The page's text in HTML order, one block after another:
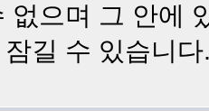
없으며 그 안에
길 수 있습니다